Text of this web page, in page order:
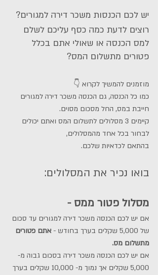
יש לכם הכנסות משכר דירה למגורים?
רוצים לדעת כמה כסף עליכם לשלם
למס הכנסה או שאולי אתם בכלל
פטורים מתשלום המס?
מוזמנים להמשיך לקרוא 👇
כמו כל הכנסה, גם הכנסה משכר דירה למגורים
חייבת במס, החל מסכום מסוים.
קיימים 3 מסלולים לתשלום המס ואתם יכולים
לבחור בכל אחד מהמסלולים,
בהתאם לכדאיות שלכם.
בואו נכיר את המסלולים:
מסלול פטור ממס -
אם יש לכם הכנסה משכר דירה למגורים עד סכום
של 5,000 שקלים בערך בחודש -
אתם פטורים
מתשלום מס.
אם יש לכם הכנסה משכר דירה בסכום גבוה מ-
5,000 שקלים אך נמוך מ- 10,000 שקלים בערך